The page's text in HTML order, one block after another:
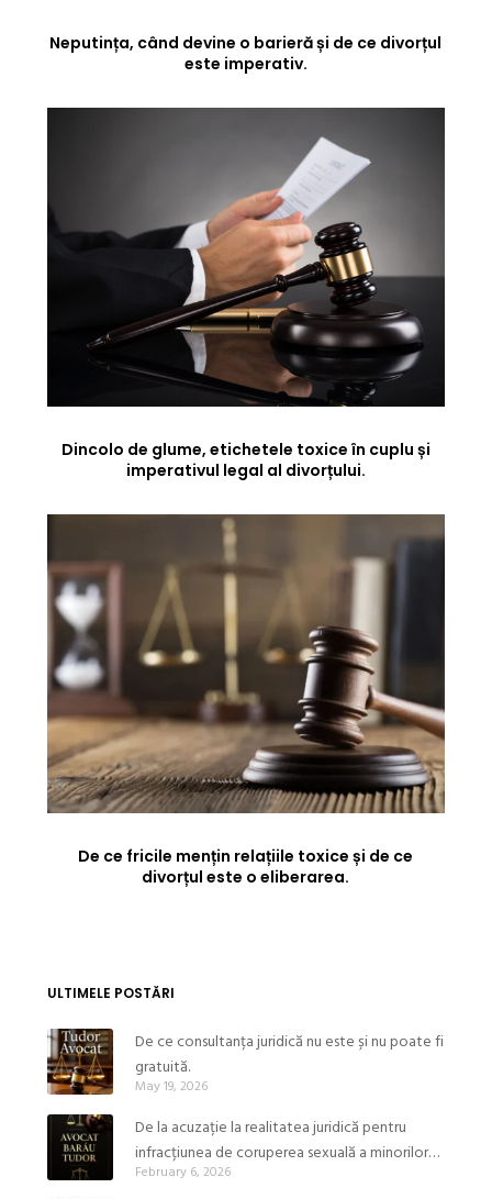
Neputința, când devine o barieră și de ce divorțul
este imperativ.
Dincolo de glume, etichetele toxice în cuplu și
imperativul legal al divorțului.
De ce fricile mențin relațiile toxice și de ce
divorțul este o eliberarea.
ULTIMELE POSTĂRI
De ce consultanța juridică nu este și nu poate fi
gratuită.
May 19, 2026
De la acuzație la realitatea juridică pentru
infracțiunea de coruperea sexuală a minorilor
(Art. 221 Cod Penal).
February 6, 2026